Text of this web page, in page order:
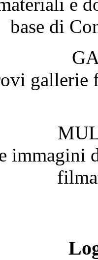
e
base di
gallerie
immagini